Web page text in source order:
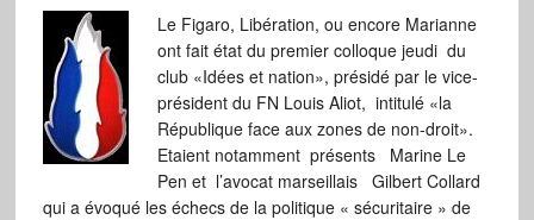
Le Figaro, Libération, ou encore Marianne
ont fait état du premier colloque jeudi du
club «Idées et nation», présidé par le vice-
président du FN Louis Aliot, intitulé «la
République face aux zones de non-droit».
Etaient notamment présents Marine Le
Pen et l’avocat marseillais Gilbert Collard
qui a évoqué les échecs de la politique « sécuritaire » de